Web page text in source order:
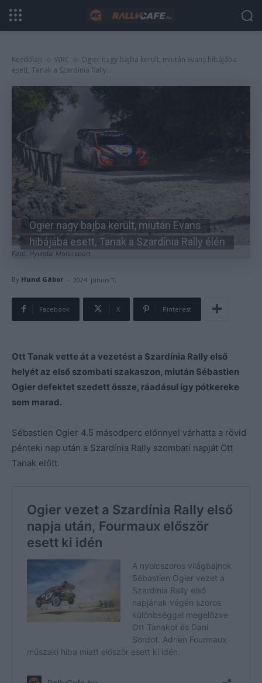
Kezdőlap WRC
Ogier nagy bajba került, miután Evans hibájába
esett, Tanak a Szardínia Rally...
Fotó: Hyundai Motorsport
Ogier nagy bajba került, miután Evans
hibájába esett, Tanak a Szardínia Rally élén
By Hund Gábor - 2024. június 1.
Facebook X Pinterest
Ott Tanak vette át a vezetést a Szardínia Rally első
helyét az első szombati szakaszon, miután Sébastien
Ogier defektet szedett össze, ráadásul így pótkereke
sem marad.
Sébastien Ogier 4.5 másodperc előnnyel várhatta a rövid
pénteki nap után a Szardínia Rally szombati napját Ott
Tanak előtt.